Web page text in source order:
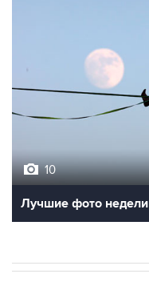
10
Лучшие фото недели